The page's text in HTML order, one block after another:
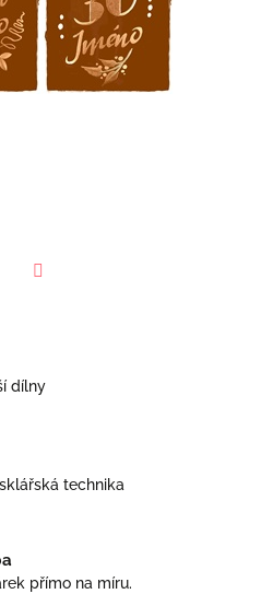
dílny
technika
přímo na míru.